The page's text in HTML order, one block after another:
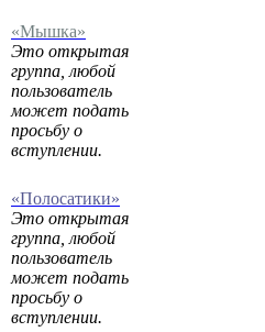
«Мышка»
Это открытая
группа, любой
пользователь
может подать
просьбу о
вступлении.
«Полосатики»
Это открытая
группа, любой
пользователь
может подать
просьбу о
вступлении.